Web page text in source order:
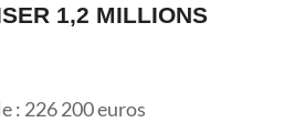
1,2 MILLIONS
: 226 200 euros